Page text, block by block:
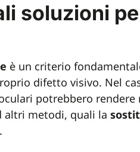
soluzioni
è un criterio
difetto visivo. Nel
potrebbero
altri metodi, quali la
.